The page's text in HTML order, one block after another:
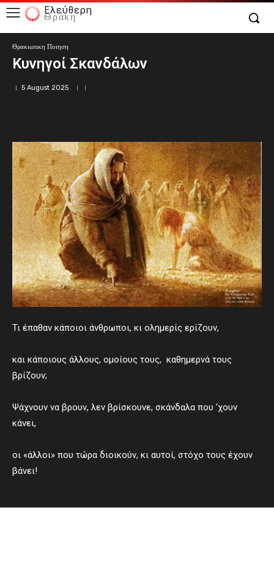
Ελεύθερη
Θράκη
Θρακιωτικη Ποιηση
Κυνηγοί Σκανδάλων
5 August 2025
Τι έπαθαν κάποιοι άνθρωποι, κι ολημερίς ερίζουν,
και κάποιους άλλους, ομοίους τους, καθημερνά τους
βρίζουν;
Ψάχνουν να βρουν, λεν βρίσκουνε, σκάνδαλα που ‘χουν
κάνει,
οι «άλλοι» που τώρα διοικούν, κι αυτοί, στόχο τους έχουν
βάνει!